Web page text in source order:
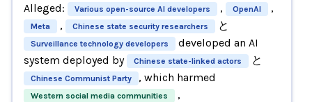
Alleged: Various open-source AI developers , OpenAI ,
Meta , Chinese state security researchers と
Surveillance technology developers
developed an AI
system deployed by
Chinese state-linked actors と
Chinese Communist Party , which harmed
Western social media communities ,